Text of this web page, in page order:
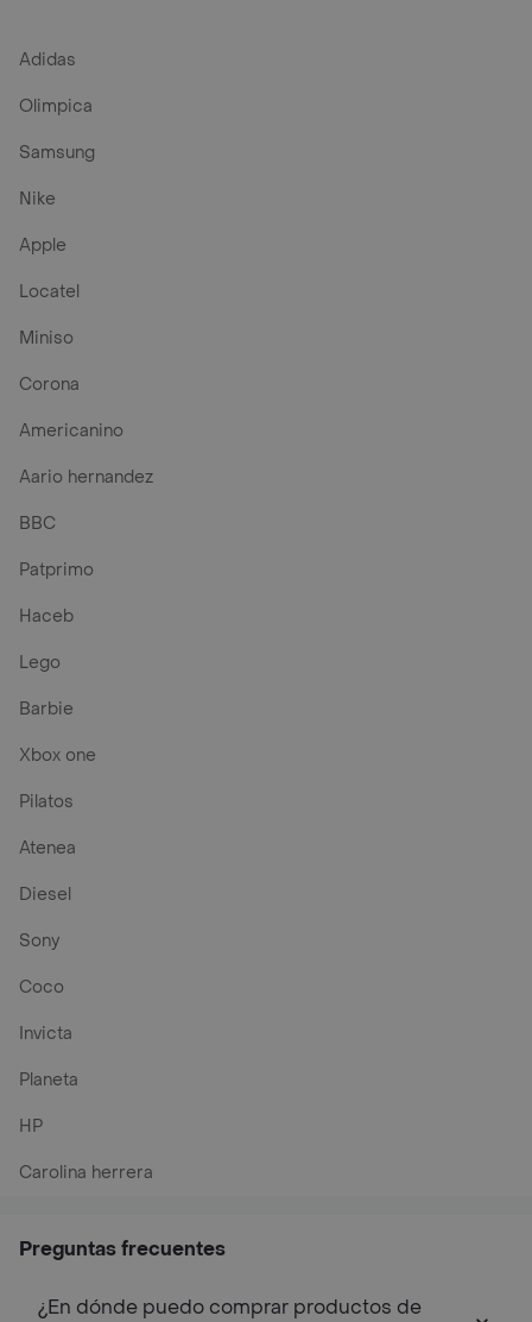
Adidas
Olimpica
Samsung
Nike
Apple
Locatel
Miniso
Corona
Americanino
Aario hernandez
BBC
Patprimo
Haceb
Lego
Barbie
Xbox one
Pilatos
Atenea
Diesel
Sony
Coco
Invicta
Planeta
HP
Carolina herrera
Preguntas frecuentes
¿En dónde puedo comprar productos de